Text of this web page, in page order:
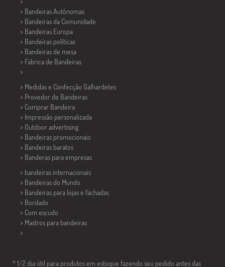
> Bandeiras Autônomas
> Bandeiras da Comunidade
> Bandeiras Europa
> Bandeiras políticas
> Bandeiras de mesa
> Fábrica de Bandeiras
>
> Medidas e Confecção Galhardetes
> Provedor de Bandeiras
> Comprar Bandeira
> Impressão personalizada
> Outdoor advertising
> Bandeiras promocionais
> Bandeiras baratos
> Banderas para empresas
> bandeiras internacionais
> Bandeiras do Mundo
> Bandeiras para lojas e fachadas
> Bordado
> Com escudo
> Mastros para bandeiras
>
* 1/2 dia útil para produtos em estoque fazendo seu pedido antes das